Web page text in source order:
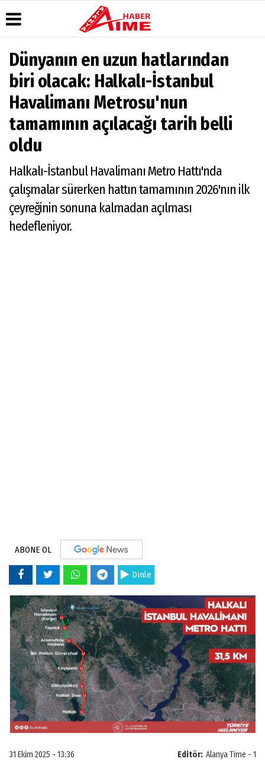
Üye Paneli
Haber
Arşivi
Arşivi
Günün
Haberleri
Hava
Durumu
Gazete
Manşetleri
Anketler
Köşe
Yazarları
Video
Galeri
Foto
Galeri
AlanyaTime
TV
Alanya-
Gazipaşa
Takip
Künye
Dünyanın en uzun hatlarından
biri olacak: Halkalı-İstanbul
Havalimanı Metrosu'nun
tamamının açılacağı tarih belli
oldu
Halkalı-İstanbul Havalimanı Metro Hattı'nda
çalışmalar sürerken hattın tamamının 2026'nın ilk
çeyreğinin sonuna kalmadan açılması
hedefleniyor.
ABONE OL
Dinle
Editör: Alanya Time - 1
31 Ekim 2025 - 13:36